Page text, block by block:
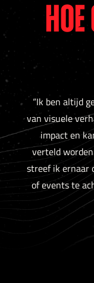
“Ik ben altijd
van visuele
impact en
verteld
streef ik ernaar
of events te